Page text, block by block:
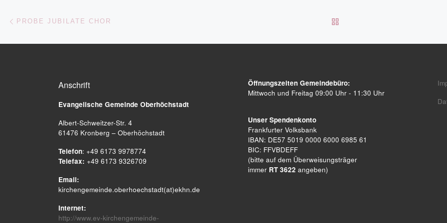
Beitragsnavigation
PROBE JUBILATE CHOR
Anschrift
Evangelische Gemeinde Oberhöchstadt
Albert-Schweitzer-Str. 4
61476 Kronberg – Oberhöchstadt
Telefon: +49 6173 9978774
Telefax: +49 6173 9326709
Email:
kirchengemeinde.oberhoechstadt(at)ekhn.de
Internet:
http://www.ev-kirchengemeinde-
Öffnungszeiten Gemeindebüro:
Mittwoch und Freitag 09:00 Uhr - 11:30 Uhr
Unser Spendenkonto
Frankfurter Volksbank
IBAN: DE57 5019 0000 6000 6985 61
BIC: FFVBDEFF
(bitte auf dem Überweisungsträger
immer RT 3622 angeben)